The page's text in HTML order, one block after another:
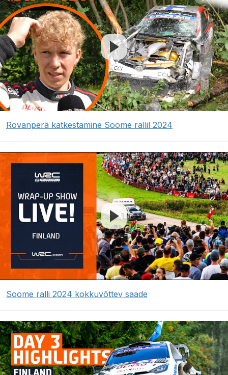
Rovanperä katkestamine Soome rallil 2024
Soome ralli 2024 kokkuvõttev saade